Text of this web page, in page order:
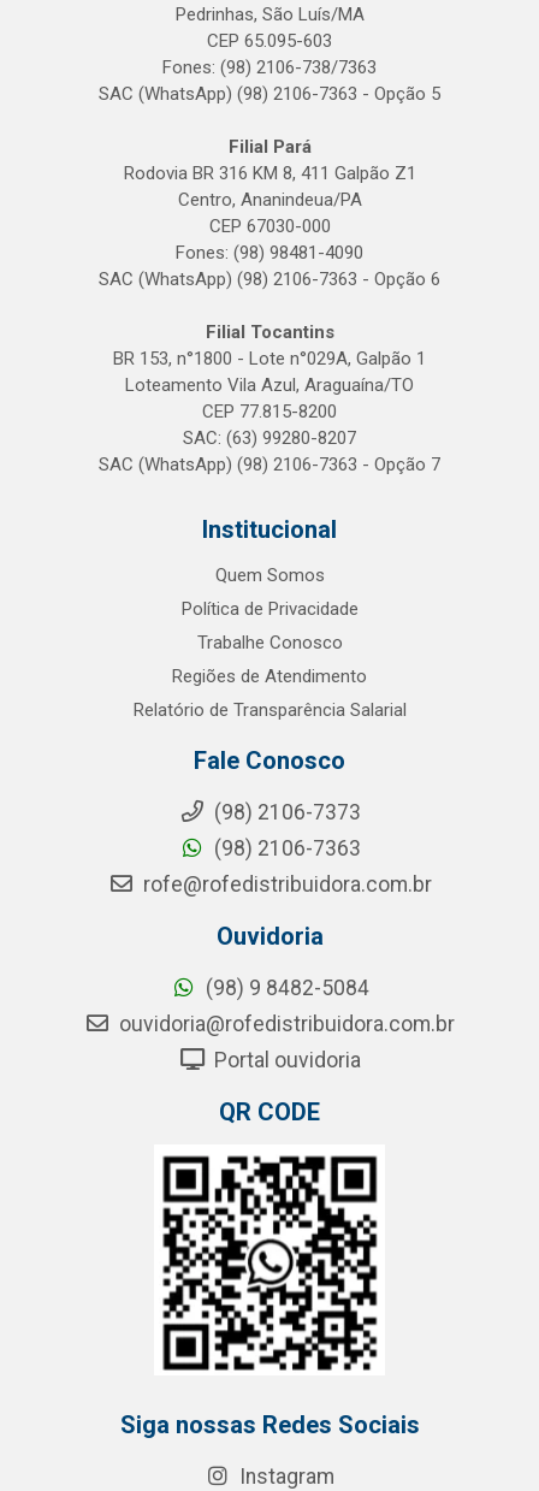
Pedrinhas, São Luís/MA
CEP 65.095-603
Fones: (98) 2106-738/7363
SAC (WhatsApp) (98) 2106-7363 - Opção 5
Filial Pará
Rodovia BR 316 KM 8, 411 Galpão Z1
Centro, Ananindeua/PA
CEP 67030-000
Fones: (98) 98481-4090
SAC (WhatsApp) (98) 2106-7363 - Opção 6
Filial Tocantins
BR 153, n°1800 - Lote n°029A, Galpão 1
Loteamento Vila Azul, Araguaína/TO
CEP 77.815-8200
SAC: (63) 99280-8207
SAC (WhatsApp) (98) 2106-7363 - Opção 7
Institucional
Quem Somos
Política de Privacidade
Trabalhe Conosco
Regiões de Atendimento
Relatório de Transparência Salarial
Fale Conosco
(98) 2106-7373
(98) 2106-7363
rofe@rofedistribuidora.com.br
Ouvidoria
(98) 9 8482-5084
ouvidoria@rofedistribuidora.com.br
Portal ouvidoria
QR CODE
Siga nossas Redes Sociais
Instagram